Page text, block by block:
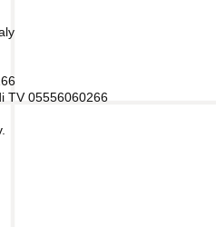
TV 05556060266